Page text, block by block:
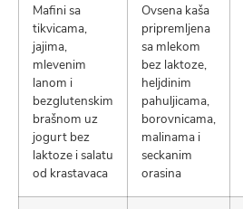
Mafini sa
tikvicama,
jajima,
mlevenim
lanom i
bezglutenskim
brašnom uz
jogurt bez
laktoze i salatu
od krastavaca
Ovsena kaša
pripremljena
sa mlekom
bez laktoze,
heljdinim
pahuljicama,
borovnicama,
malinama i
seckanim
orasina